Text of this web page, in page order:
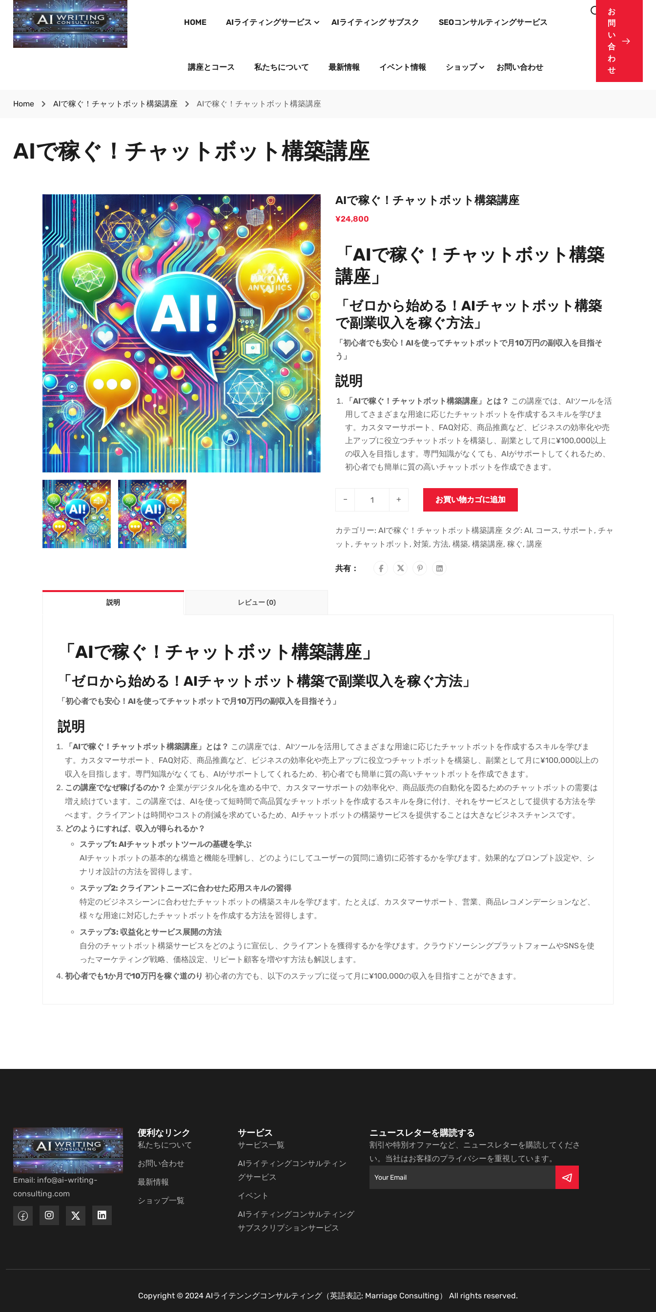
HOME AIライティングサービス AIライティング サブスク SEOコンサルティングサービス
講座とコース 私たちについて 最新情報 イベント情報 ショップ お問い合わせ
お
問
い
合
わ
せ
Home AIで稼ぐ！チャットボット構築講座 AIで稼ぐ！チャットボット構築講座
AIで稼ぐ！チャットボット構築講座
AIで稼ぐ！チャットボット構築講座
¥24,800
「AIで稼ぐ！チャットボット構築
講座」
「ゼロから始める！AIチャットボット構築
で副業収入を稼ぐ方法」
「初心者でも安心！AIを使ってチャットボットで月10万円の副収入を目指そ
う」
説明
「AIで稼ぐ！チャットボット構築講座」とは？ この講座では、AIツールを活
用してさまざまな用途に応じたチャットボットを作成するスキルを学びま
す。カスタマーサポート、FAQ対応、商品推薦など、ビジネスの効率化や売
上アップに役立つチャットボットを構築し、副業として月に¥100,000以上
の収入を目指します。専門知識がなくても、AIがサポートしてくれるため、
初心者でも簡単に質の高いチャットボットを作成できます。
– + お買い物カゴに追加
カテゴリー: AIで稼ぐ！チャットボット構築講座 タグ: AI, コース, サポート , チャ
ット , チャットボット , 対策, 方法, 構築, 構築講座, 稼ぐ, 講座
共有：
説明 レビュー (0)
「AIで稼ぐ！チャットボット構築講座」
「ゼロから始める！AIチャットボット構築で副業収入を稼ぐ方法」
「初心者でも安心！AIを使ってチャットボットで月10万円の副収入を目指そう」
説明
「AIで稼ぐ！チャットボット構築講座」とは？ この講座では、AIツールを活用してさまざまな用途に応じたチャットボットを作成するスキルを学びま
す。カスタマーサポート、FAQ対応、商品推薦など、ビジネスの効率化や売上アップに役立つチャットボットを構築し、副業として月に¥100,000以上の
収入を目指します。専門知識がなくても、AIがサポートしてくれるため、初心者でも簡単に質の高いチャットボットを作成できます。
この講座でなぜ稼げるのか？ 企業がデジタル化を進める中で、カスタマーサポートの効率化や、商品販売の自動化を図るためのチャットボットの需要は
増え続けています。この講座では、AIを使って短時間で高品質なチャットボットを作成するスキルを身に付け、それをサービスとして提供する方法を学
べます。クライアントは時間やコストの削減を求めているため、AIチャットボットの構築サービスを提供することは大きなビジネスチャンスです。
どのようにすれば、収入が得られるか？
ステップ1: AIチャットボットツールの基礎を学ぶ
AIチャットボットの基本的な構造と機能を理解し、どのようにしてユーザーの質問に適切に応答するかを学びます。効果的なプロンプト設定や、シ
ナリオ設計の方法を習得します。
ステップ2: クライアントニーズに合わせた応用スキルの習得
特定のビジネスシーンに合わせたチャットボットの構築スキルを学びます。たとえば、カスタマーサポート、営業、商品レコメンデーションなど、
様々な用途に対応したチャットボットを作成する方法を習得します。
ステップ3: 収益化とサービス展開の方法
自分のチャットボット構築サービスをどのように宣伝し、クライアントを獲得するかを学びます。クラウドソーシングプラットフォームやSNSを使
ったマーケティング戦略、価格設定、リピート顧客を増やす方法も解説します。
初心者でも1か月で10万円を稼ぐ道のり 初心者の方でも、以下のステップに従って月に¥100,000の収入を目指すことができます。
Email: info@ai-writing-
consulting.com
便利なリンク
私たちについて
お問い合わせ
最新情報
ショップ一覧
サービス
サービス一覧
AIライティングコンサルティン
グサービス
イベント
AIライティングコンサルティング
サブスクリプションサービス
ニュースレターを購読する
割引や特別オファーなど、ニュースレターを購読してくださ
い。当社はお客様のプライバシーを重視しています。
Copyright © 2024 AIライテンングコンサルティング（英語表記: Marriage Consulting） All rights reserved.